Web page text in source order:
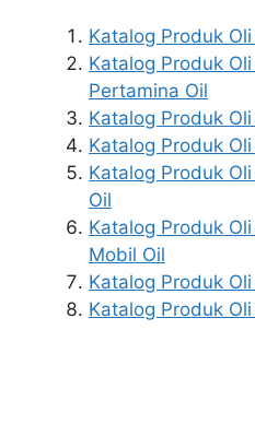
Katalog Produk
Katalog Produk
Pertamina Oil
Katalog Produk
Katalog Produk
Katalog Produk
Oil
Katalog Produk
Mobil Oil
Katalog Produk
Katalog Produk